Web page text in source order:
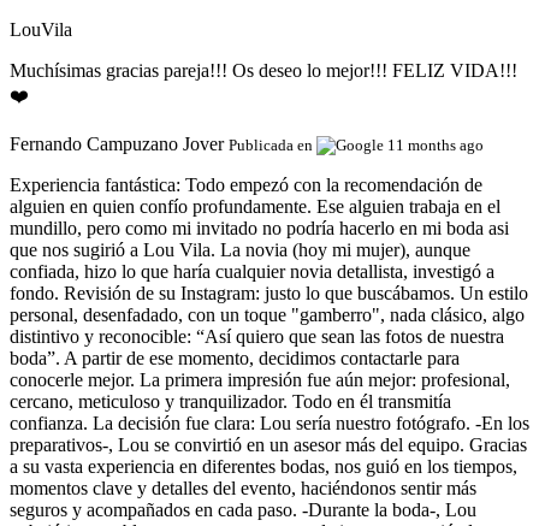
LouVila
Muchísimas gracias pareja!!! Os deseo lo mejor!!! FELIZ VIDA!!!
❤️
Fernando Campuzano Jover Publicada en 11 months ago
Experiencia fantástica: Todo empezó con la recomendación de
alguien en quien confío profundamente. Ese alguien trabaja en el
mundillo, pero como mi invitado no podría hacerlo en mi boda asi
que nos sugirió a Lou Vila. La novia (hoy mi mujer), aunque
confiada, hizo lo que haría cualquier novia detallista, investigó a
fondo. Revisión de su Instagram: justo lo que buscábamos. Un estilo
personal, desenfadado, con un toque "gamberro", nada clásico, algo
distintivo y reconocible: “Así quiero que sean las fotos de nuestra
boda”. A partir de ese momento, decidimos contactarle para
conocerle mejor. La primera impresión fue aún mejor: profesional,
cercano, meticuloso y tranquilizador. Todo en él transmitía
confianza. La decisión fue clara: Lou sería nuestro fotógrafo. -En los
preparativos-, Lou se convirtió en un asesor más del equipo. Gracias
a su vasta experiencia en diferentes bodas, nos guió en los tiempos,
momentos clave y detalles del evento, haciéndonos sentir más
seguros y acompañados en cada paso. -Durante la boda-, Lou